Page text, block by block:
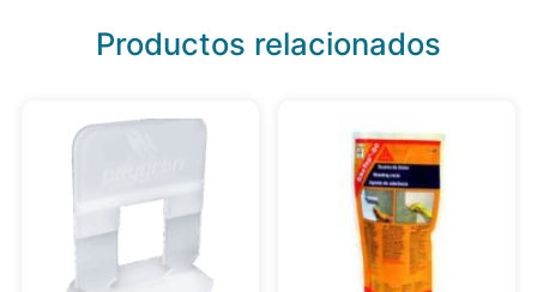
Productos relacionados